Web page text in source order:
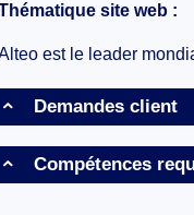
site web :
est le leader
Demandes client
Compétences